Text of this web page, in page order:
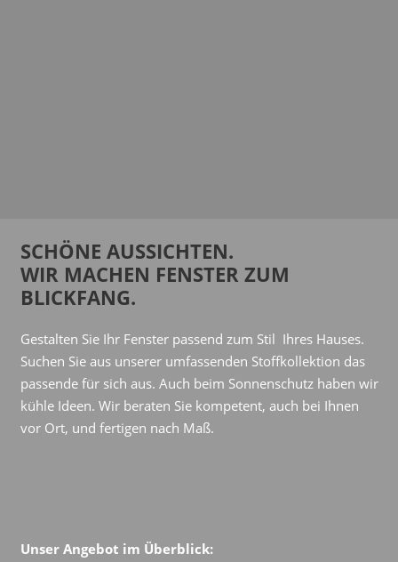
SCHÖNE AUSSICHTEN.
WIR MACHEN FENSTER ZUM
BLICKFANG.
Gestalten Sie Ihr Fenster passend zum Stil Ihres Hauses.
Suchen Sie aus unserer umfassenden Stoffkollektion das
passende für sich aus. Auch beim Sonnenschutz haben wir
kühle Ideen. Wir beraten Sie kompetent, auch bei Ihnen
vor Ort, und fertigen nach Maß.
Unser Angebot im Überblick: